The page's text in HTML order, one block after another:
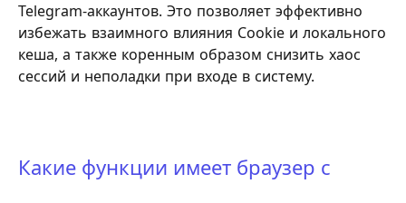
Telegram-аккаунтов. Это позволяет эффективно
избежать взаимного влияния Cookie и локального
кеша, а также коренным образом снизить хаос
сессий и неполадки при входе в систему.
Какие функции имеет браузер с